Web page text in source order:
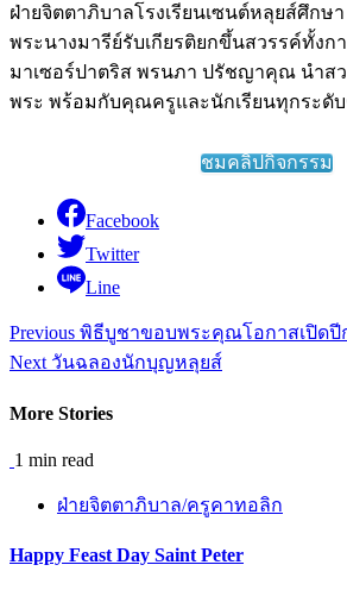
ฝ่ายจิตตาภิบาลโรงเรียนเซนต์หลุยส์ศึกษ
พระนางมารีย์รับเกียรติยกขึ้นสวรรค์ทั้ง
มาเซอร์ปาตริส พรนภา ปรัชญาคุณ นำส
พระ พร้อมกับคุณครูและนักเรียนทุกระดั
ชมคลิปกิจกรรม
Facebook
Twitter
Line
Continue
Reading
Previous พิธีบูชาขอบพระคุณโอกาสเปิดปี
Next วันฉลองนักบุญหลุยส์
More Stories
1 min read
ฝ่ายจิตตาภิบาล/ครูคาทอลิก
Happy Feast Day Saint Peter